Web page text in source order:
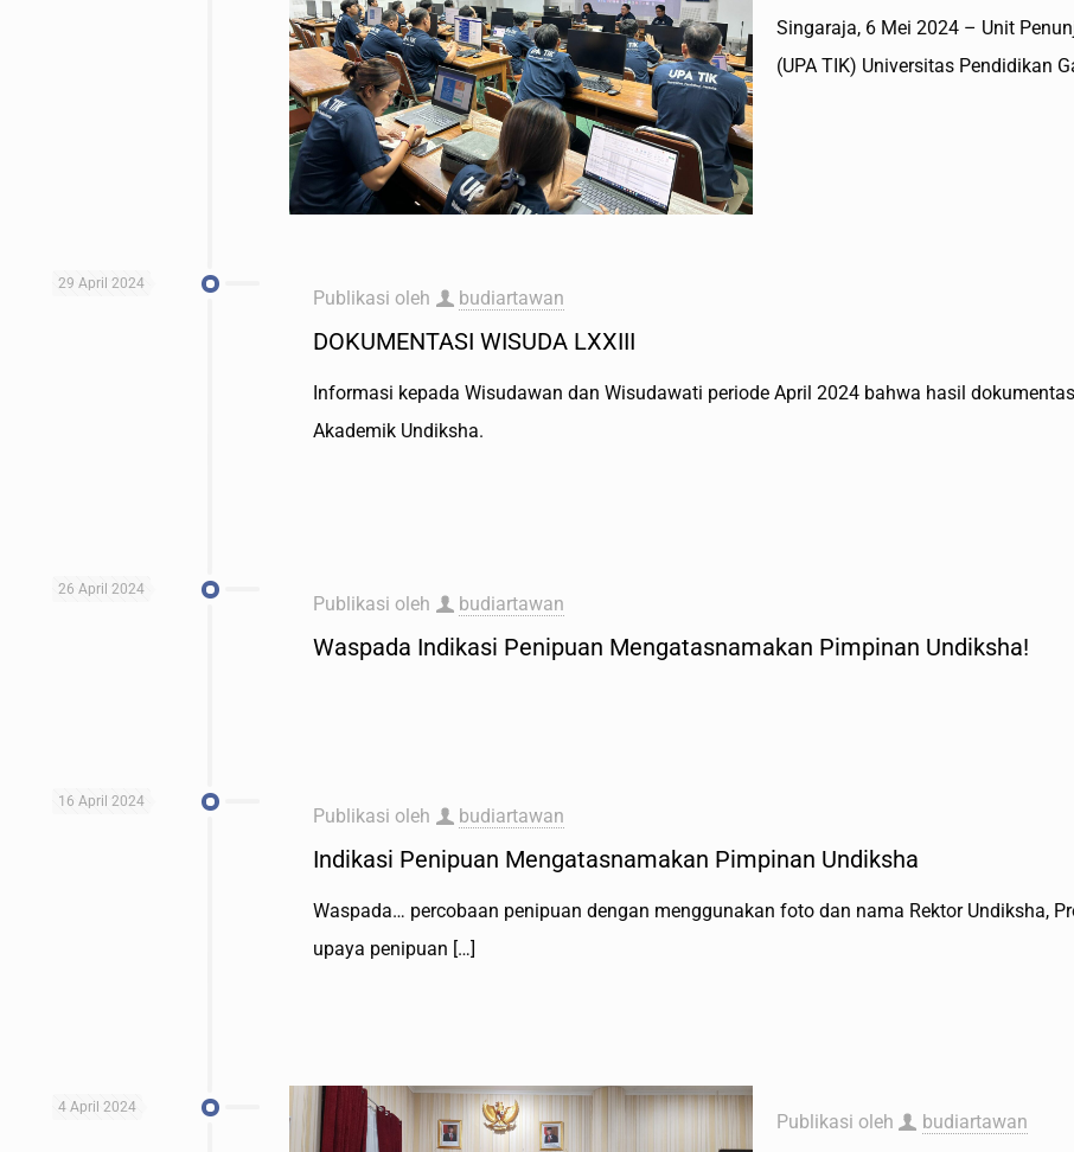
Singaraja, 6 Mei 2024 – Unit
(UPA TIK) Universitas Pendidikan
29 April 2024
Publikasi oleh budiartawan
DOKUMENTASI WISUDA LXXIII
Informasi kepada Wisudawan dan Wisudawati periode April 2024 bahwa hasil
Akademik Undiksha.
26 April 2024
Publikasi oleh budiartawan
Waspada Indikasi Penipuan Mengatasnamakan Pimpinan Undiksha!
16 April 2024
Publikasi oleh budiartawan
Indikasi Penipuan Mengatasnamakan Pimpinan Undiksha
Waspada… percobaan penipuan dengan menggunakan foto dan nama Rektor Undiksha,
upaya penipuan […]
4 April 2024
Publikasi oleh budiartawan